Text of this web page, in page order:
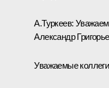
А.Туркеев:
Александр
Уважаемые